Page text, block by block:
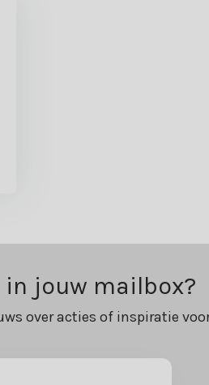
in jouw mailbox?
over acties of inspiratie